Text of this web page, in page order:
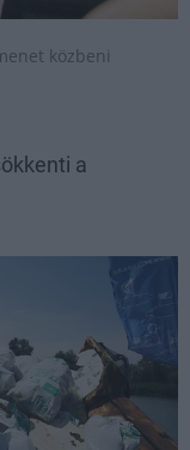
közbeni
a